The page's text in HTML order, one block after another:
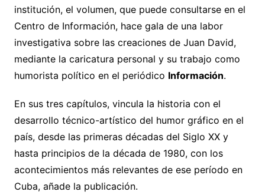
institución, el volumen, que puede consultarse en el
Centro de Información, hace gala de una labor
investigativa sobre las creaciones de Juan David,
mediante la caricatura personal y su trabajo como
humorista político en el periódico Información.
En sus tres capítulos, vincula la historia con el
desarrollo técnico-artístico del humor gráfico en el
país, desde las primeras décadas del Siglo XX y
hasta principios de la década de 1980, con los
acontecimientos más relevantes de ese período en
Cuba, añade la publicación.